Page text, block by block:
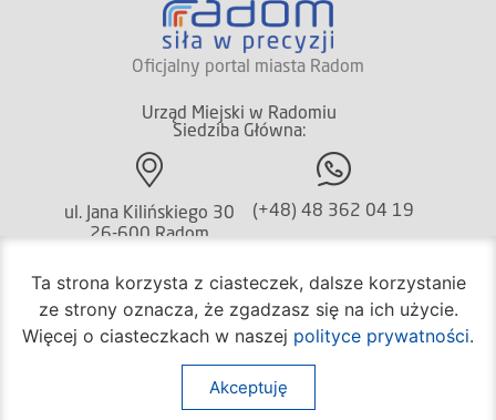
Oficjalny portal miasta Radom
Urząd Miejski w Radomiu
Siedziba Główna:
ul. Jana Kilińskiego 30
26-600 Radom
(+48) 48 362 04 19
(+48) 362 04 24 bom@umradom.pl
Godziny pracy:
Biuro Obsługi Mieszkańca
Ta strona korzysta z ciasteczek, dalsze korzystanie
ze strony oznacza, że zgadzasz się na ich użycie.
Więcej o ciasteczkach w naszej polityce prywatności.
Akceptuję